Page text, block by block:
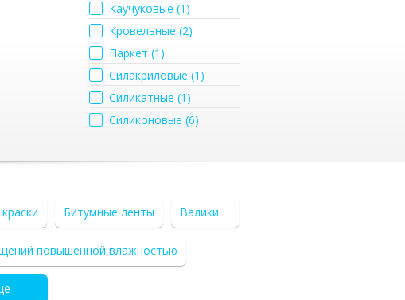
Каучуковые (1 )
Кровельные (2)
Паркет (1 )
Силакриловые (1 )
Силикатные (1 )
Силиконовые (6)
Битумные ленты Валики
повышенной влажностью